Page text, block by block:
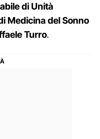
di Unità
Medicina del Sonno
Turro.